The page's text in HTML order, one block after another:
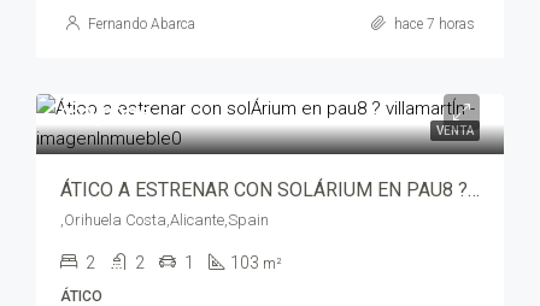
Fernando Abarca hace 7 horas
VENTA
325,000€
ÁTICO A ESTRENAR CON SOLÁRIUM EN PAU8 ? VILLAMARTÍN – abf05395
,Orihuela Costa,Alicante,Spain
2 2 1 103 m²
ÁTICO